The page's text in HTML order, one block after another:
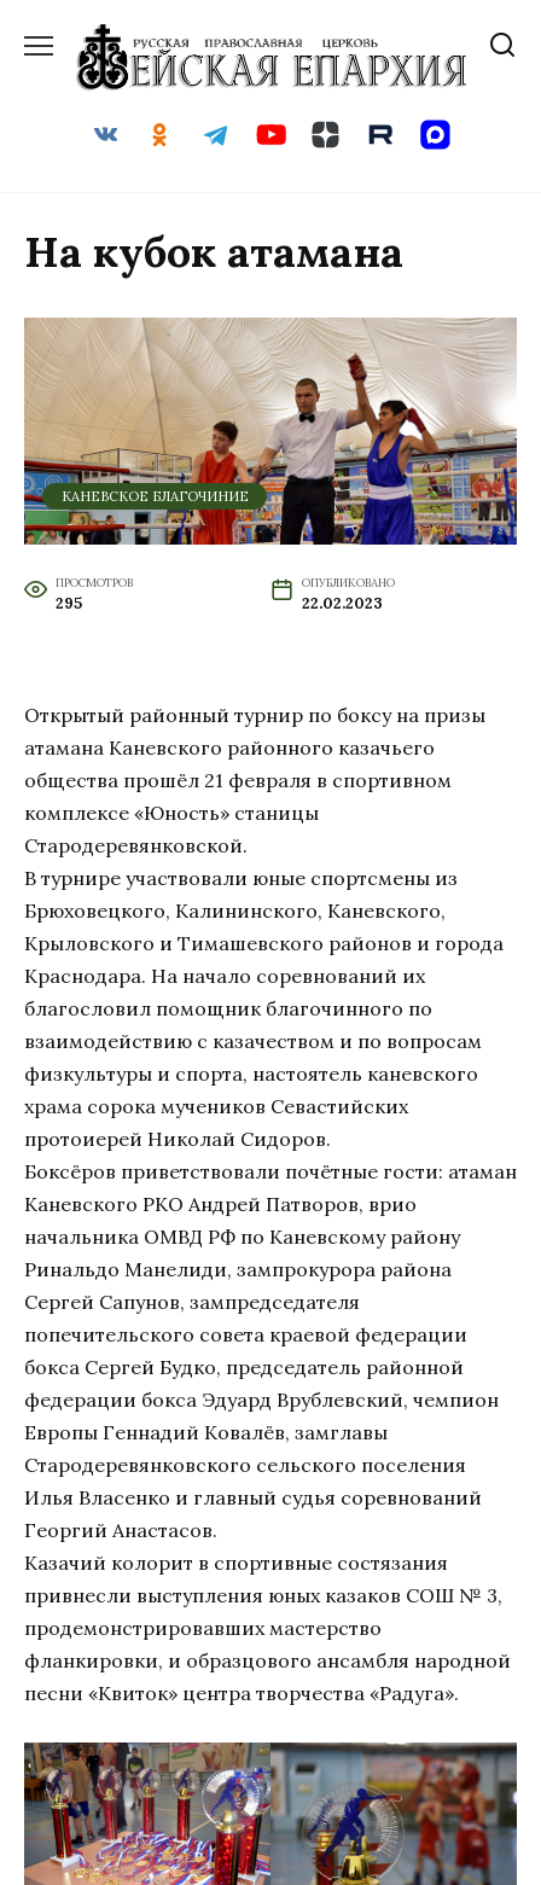
содержанию
На кубок атамана
КАНЕВСКОЕ БЛАГОЧИНИЕ
ПРОСМОТРОВ
295
ОПУБЛИКОВАНО
22.02.2023
Открытый районный турнир по боксу на призы
атамана Каневского районного казачьего
общества прошёл 21 февраля в спортивном
комплексе «Юность» станицы
Стародеревянковской.
В турнире участвовали юные спортсмены из
Брюховецкого, Калининского, Каневского,
Крыловского и Тимашевского районов и города
Краснодара. На начало соревнований их
благословил помощник благочинного по
взаимодействию с казачеством и по вопросам
физкультуры и спорта, настоятель каневского
храма сорока мучеников Севастийских
протоиерей Николай Сидоров.
Боксёров приветствовали почётные гости: атаман
Каневского РКО Андрей Патворов, врио
начальника ОМВД РФ по Каневскому району
Ринальдо Манелиди, зампрокурора района
Сергей Сапунов, зампредседателя
попечительского совета краевой федерации
бокса Сергей Будко, председатель районной
федерации бокса Эдуард Врублевский, чемпион
Европы Геннадий Ковалёв, замглавы
Стародеревянковского сельского поселения
Илья Власенко и главный судья соревнований
Георгий Анастасов.
Казачий колорит в спортивные состязания
привнесли выступления юных казаков СОШ № 3,
продемонстрировавших мастерство
фланкировки, и образцового ансамбля народной
песни «Квиток» центра творчества «Радуга».